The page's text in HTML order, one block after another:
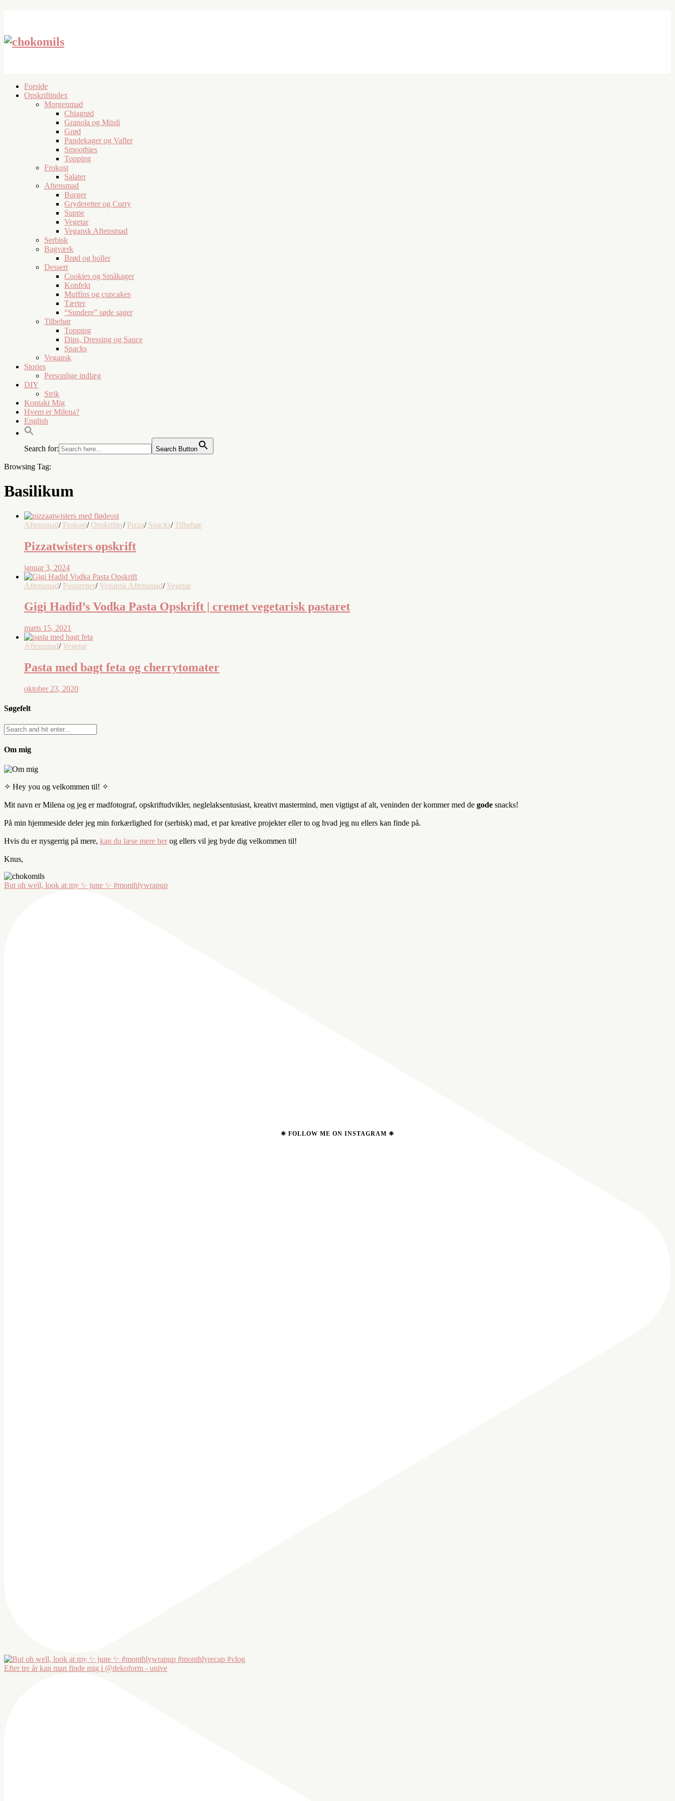
Forside
Opskriftindex
Morgenmad
Chiagrød
Granola og Müsli
Grød
Pandekager og Vafler
Smoothies
Topping
Frokost
Salater
Aftensmad
Burger
Gryderetter og Curry
Suppe
Vegetar
Vegansk Aftensmad
Serbisk
Bagværk
Brød og boller
Dessert
Cookies og Småkager
Konfekt
Muffins og cupcakes
Tærter
“Sundere” søde sager
Tilbehør
Topping
Dips, Dressing og Sauce
Snacks
Vegansk
Stories
Personlige indlæg
DIY
Strik
Kontakt Mig
Hvem er Milena?
English
Search for: Search Button
Browsing Tag:
Basilikum
Aftensmad/ Frokost/ Opskrifter/ Pizza/ Snacks/ Tilbehør
Pizzatwisters opskrift
januar 3, 2024
Aftensmad/ Pastaretter/ Vegansk Aftensmad/ Vegetar
Gigi Hadid’s Vodka Pasta Opskrift | cremet vegetarisk pastaret
marts 15, 2021
Aftensmad/ Vegetar
Pasta med bagt feta og cherrytomater
oktober 23, 2020
Søgefelt
Om mig
✧ Hey you og velkommen til! ✧
Mit navn er Milena og jeg er madfotograf, opskriftudvikler, neglelaksentusiast, kreativt mastermind, men vigtigst af alt, veninden der kommer med de gode snacks!
På min hjemmeside deler jeg min forkærlighed for (serbisk) mad, et par kreative projekter eller to og hvad jeg nu ellers kan finde på.
Hvis du er nysgerrig på mere, kan du læse mere her og ellers vil jeg byde dig velkommen til!
Knus,
❈ FOLLOW ME ON INSTAGRAM ❈
But oh well, look at my ✨ june ✨ #monthlywrapup
Efter tre år kan man finde mig i @dekoform - unive